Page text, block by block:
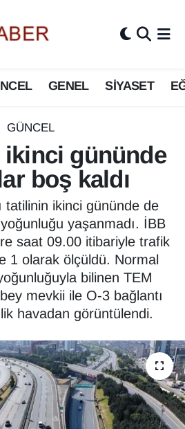
GENEL SİYASET
GÜNCEL
ikinci gününde
boş kaldı
tatilinin ikinci gününde de
yaşanmadı. İBB
saat 09.00 itibariyle trafik
1 olarak ölçüldü. Normal
bilinen TEM
mevkii ile O-3 bağlantı
havadan görüntülendi.
Haritası
ve Fikstür